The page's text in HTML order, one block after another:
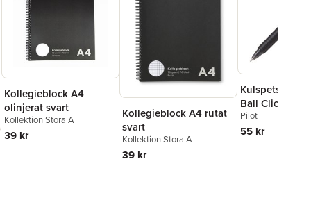
Kollegieblock A4
olinjerat svart
Kollektion Stora A
39 kr
Kollegieblock A4 rutat
svart
Kollektion Stora A
39 kr
Ball Clicker
raderbar
Pilot
55 kr